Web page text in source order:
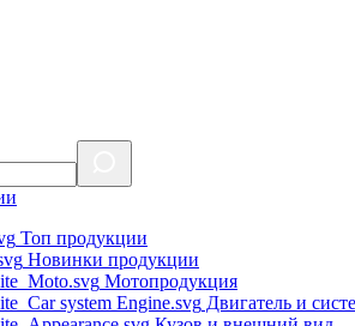
Топ продукции
Новинки продукции
Мотопродукция
Двигатель и